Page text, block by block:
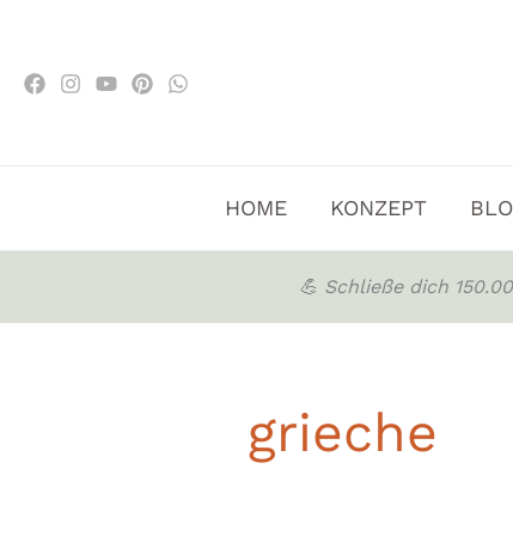
springen
HOME KONZEPT
💪 Schließe dich
grieche